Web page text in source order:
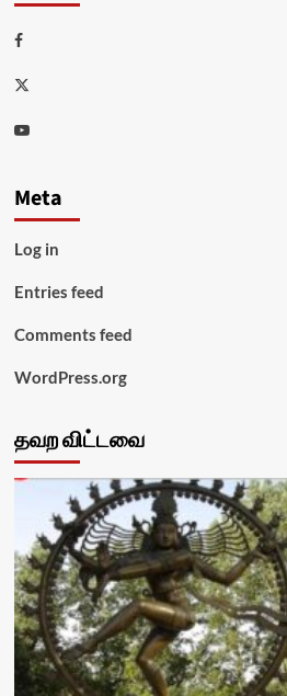
Facebook
Twitter
Youtube
Meta
Log in
Entries feed
Comments feed
WordPress.org
தவற விட்டவை